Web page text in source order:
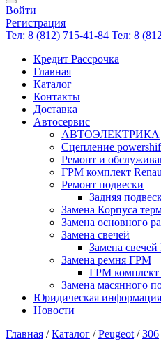
Войти
Регистрация
Тел: 8 (812) 715-41-84 Тел: 8
Кредит Рассрочка
Главная
Каталог
Контакты
Доставка
Автосервис
АВТОЭЛЕКТРИКА
Сцепление
Ремонт и
ГРМ комплект
Ремонт подвески
Задняя
Замена Корпуса
Замена основного
Замена свечей
Замена
Замена ремня ГРМ
ГРМ
Замена масянного
Юридическая информация
Новости
Главная / Каталог / Peugeot / 306